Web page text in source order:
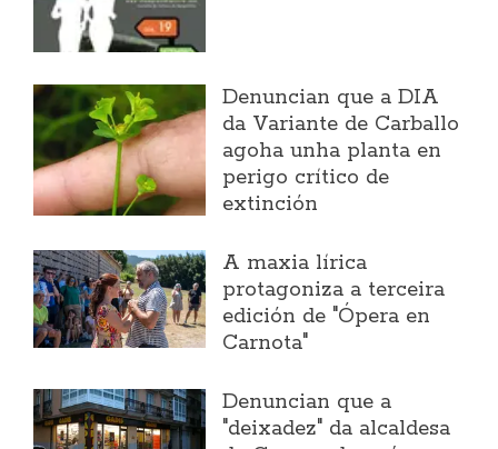
Denuncian que a DIA
da Variante de Carballo
agoha unha planta en
perigo crítico de
extinción
A maxia lírica
protagoniza a terceira
edición de "Ópera en
Carnota"
Denuncian que a
"deixadez" da alcaldesa